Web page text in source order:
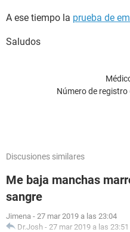
A ese tiempo la prueba de
Saludos
Número de registro
Discusiones similares
Me baja manchas
sangre
Jimena - 27 mar 2019 a las 23:04
Dr.Josh - 27 mar 2019 a las 23:51